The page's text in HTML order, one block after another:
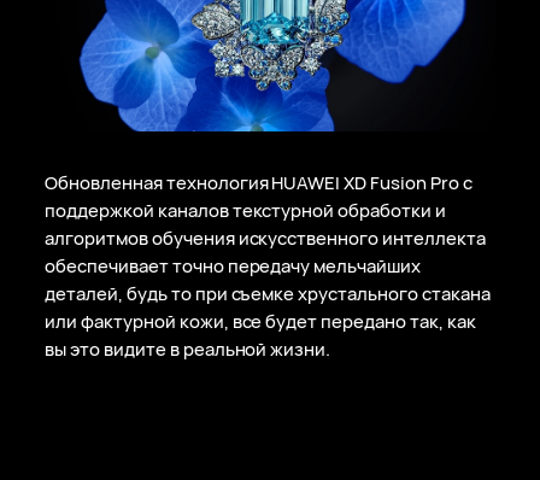
Обновленная технология HUAWEI XD Fusion Pro с
поддержкой каналов текстурной обработки и
алгоритмов обучения искусственного интеллекта
обеспечивает точно передачу мельчайших
деталей, будь то при съемке хрустального стакана
или фактурной кожи, все будет передано так, как
вы это видите в реальной жизни.